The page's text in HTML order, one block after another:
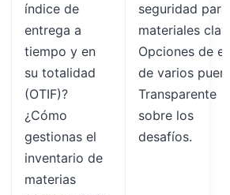
índice de
entrega a
tiempo y en
su totalidad
(OTIF)?
¿Cómo
gestionas el
inventario de
materias
seguridad para
materiales
Opciones de
de varios
Transparente
sobre los
desafíos.